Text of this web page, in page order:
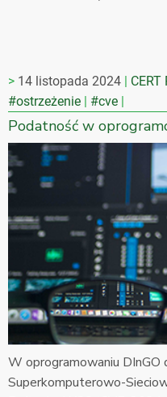
14 listopada 2024 CERT
#ostrzeżenie
#cve
Podatność w
W oprogramowaniu DInGO
Superkomputerowo-